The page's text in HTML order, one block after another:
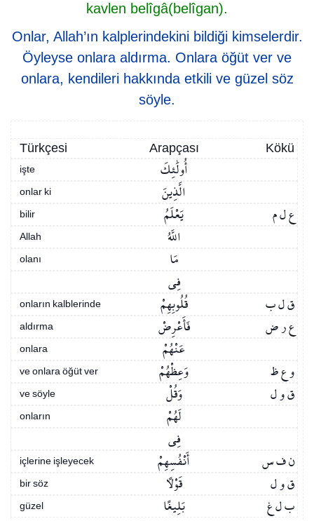
kavlen belîgâ(belîgan).
Onlar, Allah’ın kalplerindekini bildiği kimselerdir.
Öyleyse onlara aldırma. Onlara öğüt ver ve
onlara, kendileri hakkında etkili ve güzel söz
söyle.
Türkçesi Kökü
Arapçası
işte أُولَٰئِكَ
onlar ki الَّذِينَ
bilir ع ل م يَعْلَمُ
Allah اللَّهُ
olanı
مَا
فِي
onların kalblerinde ق ل ب قُلُوبِهِمْ
aldırma ع ر ض فَأَعْرِضْ
onlara عَنْهُمْ
ve onlara öğüt ver و ع ظ وَعِظْهُمْ
ve söyle ق و ل وَقُلْ
onların
لَهُمْ
فِي
içlerine işleyecek ن ف س أَنْفُسِهِمْ
bir söz ق و ل قَوْلًا
güzel ب ل غ بَلِيغًا